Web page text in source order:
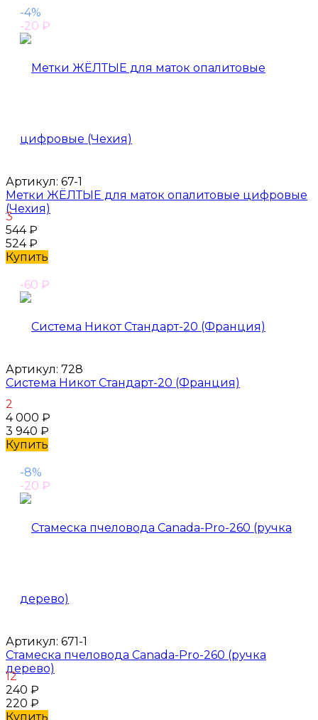
-4%
-20 ₽
Артикул: 67-1
Метки ЖЁЛТЫЕ для маток опалитовые цифровые
(Чехия)
3
544₽
524₽
Купить
-60 ₽
Артикул: 728
Система Никот Стандарт-20 (Франция)
2
4 000 ₽
3 940 ₽
Купить
-8%
-20 ₽
Артикул: 671-1
Стамеска пчеловода Canada-Pro-260 (ручка
дерево)
12
240 ₽
220 ₽
Купить